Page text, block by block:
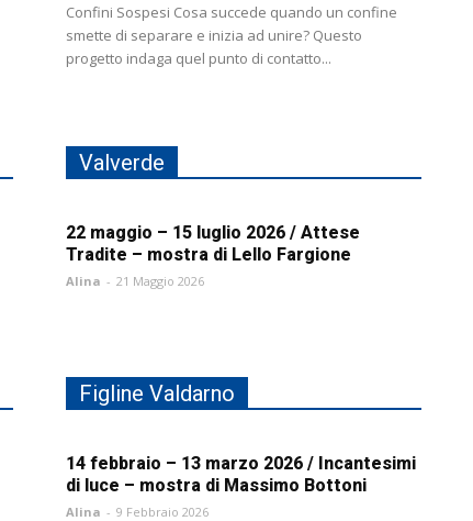
Confini Sospesi Cosa succede quando un confine
smette di separare e inizia ad unire? Questo
progetto indaga quel punto di contatto...
Valverde
22 maggio – 15 luglio 2026 / Attese
Tradite – mostra di Lello Fargione
Alina - 21 Maggio 2026
Figline Valdarno
14 febbraio – 13 marzo 2026 / Incantesimi
di luce – mostra di Massimo Bottoni
Alina - 9 Febbraio 2026